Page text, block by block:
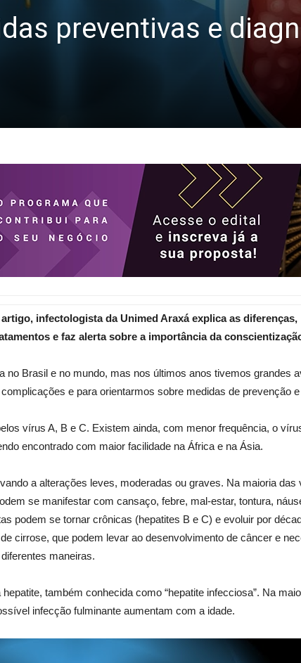
preventivas e
artigo, infectologista da Unimed Araxá explica as diferenças,
e faz alerta sobre a importância da
Brasil e no mundo, mas nos últimos anos tivemos grandes
e para orientarmos sobre medidas de prevenção
vírus A, B e C. Existem ainda, com menor frequência, o
encontrado com maior facilidade na África e na Ásia.
a alterações leves, moderadas ou graves. Na maioria
se manifestar com cansaço, febre, mal-estar, tontura,
podem se tornar crônicas (hepatites B e C) e evoluir por
cirrose, que podem levar ao desenvolvimento de câncer e
maneiras.
também conhecida como “hepatite infecciosa”. Na
infecção fulminante aumentam com a idade.